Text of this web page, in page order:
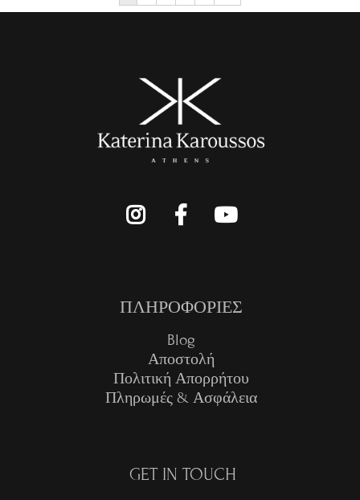
ΠΛΗΡΟΦΟΡΙΕΣ
Blog
Αποστολή
Πολιτική Απορρήτου
Πληρωμές & Ασφάλεια
GET IN TOUCH